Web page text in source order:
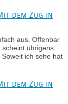
dem Zug in
aus. Offenbar
scheint übrigens
ich sehe hat
dem Zug in